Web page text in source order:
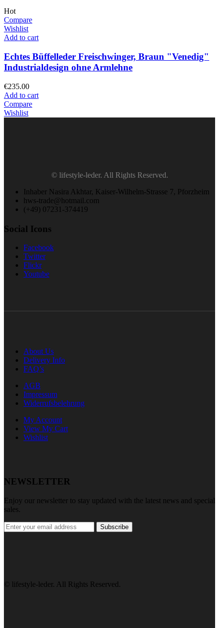
Hot
Compare
Wishlist
Add to cart
Echtes Büffelleder Freischwinger, Braun "Venedig"
Industrialdesign ohne Armlehne
€235.00
Add to cart
Compare
Wishlist
© lifestyle-leder. All Rights Reserved.
Inhaber Nasira Akhtar, Kaiser-Wilhelm-Strasse 7, Pforzheim
hws-trade@hotmail.com
(+49) 07231-374419
Social Icons
Facebook
Twitter
Flickr
Youtube
About Us
Delivery Info
FAQ’s
AGB
Impressum
Widerrufsbelehrung
My Account
View My Cart
Wishlist
NEWSLETTER
Enjoy our newsletter to stay updated with the latest news and special
sales.
Subscribe
© lifestyle-leder. All Rights Reserved.